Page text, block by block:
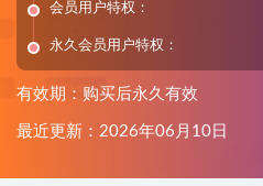
会员用户特权：
永久会员用户特权：
有效期：购买后永久有效
最近更新：2026年06月10日